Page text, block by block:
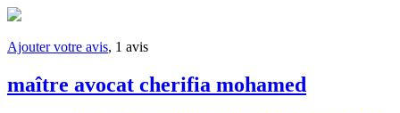
Ajouter votre avis, 1 avis
maître avocat cherifia mohamed